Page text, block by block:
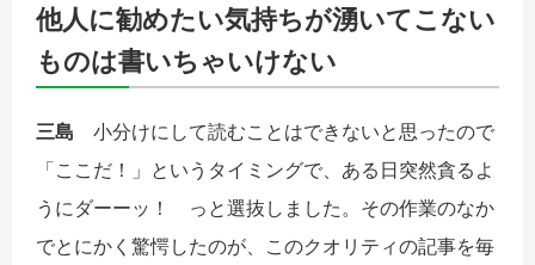
他人に勧めたい気持ちが湧いてこない
ものは書いちゃいけない
三島 小分けにして読むことはできないと思ったので
「ここだ！」というタイミングで、ある日突然貪るよ
うにダーーッ！ っと選抜しました。その作業のなか
でとにかく驚愕したのが、このクオリティの記事を毎